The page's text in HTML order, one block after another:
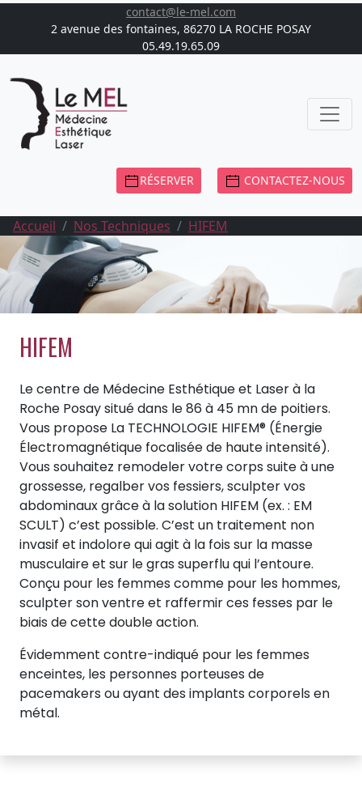
05.49.19.65.09
2 avenue des fontaines, 86270 LA ROCHE POSAY
contact@le-mel.com
RÉSERVER CONTACTEZ-NOUS
Accueil Nos Techniques HIFEM
HIFEM
Le centre de Médecine Esthétique et Laser à la
Roche Posay situé dans le 86 à 45 mn de poitiers.
Vous propose La TECHNOLOGIE HIFEM® (Énergie
Électromagnétique focalisée de haute intensité).
Vous souhaitez remodeler votre corps suite à une
grossesse, regalber vos fessiers, sculpter vos
abdominaux grâce à la solution HIFEM (ex. : EM
SCULT) c’est possible. C’est un traitement non
invasif et indolore qui agit à la fois sur la masse
musculaire et sur le gras superflu qui l’entoure.
Conçu pour les femmes comme pour les hommes,
sculpter son ventre et raffermir ces fesses par le
biais de cette double action.
Évidemment contre-indiqué pour les femmes
enceintes, les personnes porteuses de
pacemakers ou ayant des implants corporels en
métal.